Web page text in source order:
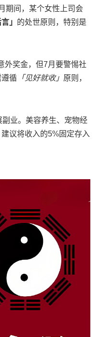
期间，某个女性上司会
」 的处世原则，特别是
外奖金，但7月要警惕社
循 「见好就收」 原则，
业。美容养生、宠物经
议将收入的5%固定存入